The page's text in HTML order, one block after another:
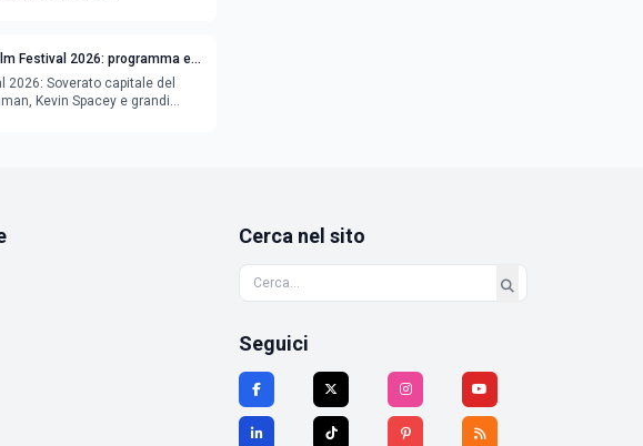
Festival 2026: programma e
2026: Soverato capitale del
Kevin Spacey e grandi
Cerca nel sito
Seguici